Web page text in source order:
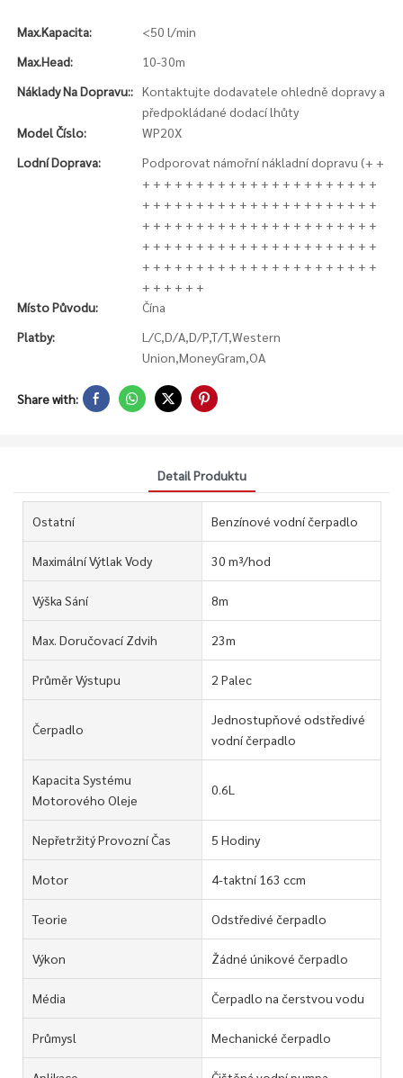
Max.kapacita:
<50 l/min
Max.Head:
10-30m
Náklady Na Dopravu:: Kontaktujte dodavatele ohledně dopravy a
předpokládané dodací lhůty
Model Číslo:
WP20X
Lodní Doprava:
Podporovat námořní nákladní dopravu (+ +
+ + + + + + + + + + + + + + + + + + + + + +
+ + + + + + + + + + + + + + + + + + + + + +
+ + + + + + + + + + + + + + + + + + + + + +
+ + + + + + + + + + + + + + + + + + + + + +
+ + + + + + + + + + + + + + + + + + + + + +
+ + + + + +
Místo Původu:
Čína
Platby:
L/C,D/A,D/P,T/T,Western
Union,MoneyGram,OA
Share with:
Detail Produktu
Ostatní Benzínové vodní čerpadlo
Maximální Výtlak Vody 30 m³/hod
Výška Sání 8m
Max. Doručovací Zdvih 23m
Průměr Výstupu 2 Palec
Čerpadlo
Jednostupňové odstředivé
vodní čerpadlo
Kapacita Systému
Motorového Oleje
0.6L
Nepřetržitý Provozní Čas 5 Hodiny
Motor 4-taktní 163 ccm
Teorie Odstředivé čerpadlo
Výkon Žádné únikové čerpadlo
Média Čerpadlo na čerstvou vodu
Průmysl Mechanické čerpadlo